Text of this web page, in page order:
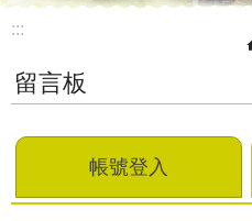
:::
留言板
帳號登入